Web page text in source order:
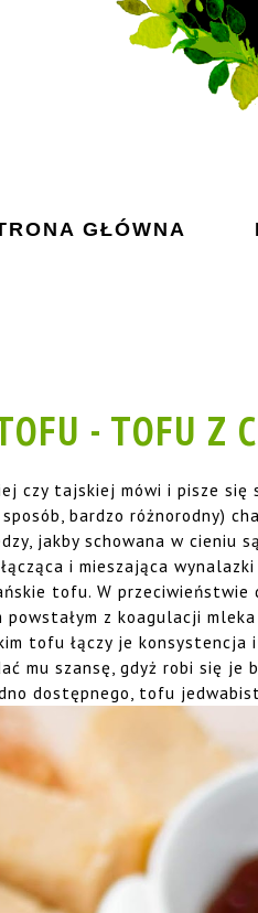
GŁÓWNA
- TOFU Z
czy tajskiej mówi i pisze się
bardzo różnorodny)
jakby schowana w cieniu
i mieszająca
tofu. W
z koagulacji
tofu łączy je konsystencja
mu szansę, gdyż robi się je
dostępnego, tofu